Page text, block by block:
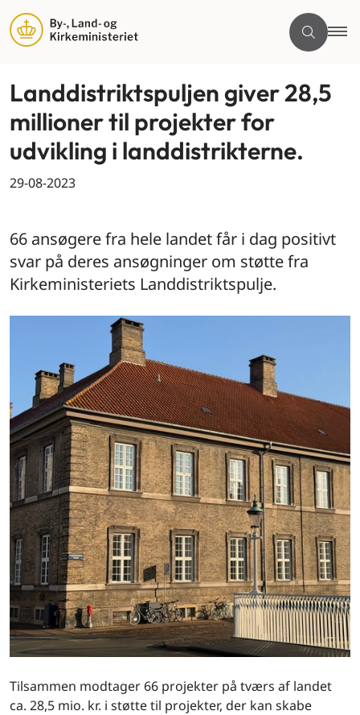
Landdistriktspuljen giver 28,5
millioner til projekter for
udvikling i landdistrikterne.
29-08-2023
66 ansøgere fra hele landet får i dag positivt
svar på deres ansøgninger om støtte fra
Kirkeministeriets Landdistriktspulje.
Tilsammen modtager 66 projekter på tværs af landet
ca. 28,5 mio. kr. i støtte til projekter, der kan skabe